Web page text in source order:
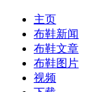
主页
布鞋新闻
布鞋文章
布鞋图片
视频